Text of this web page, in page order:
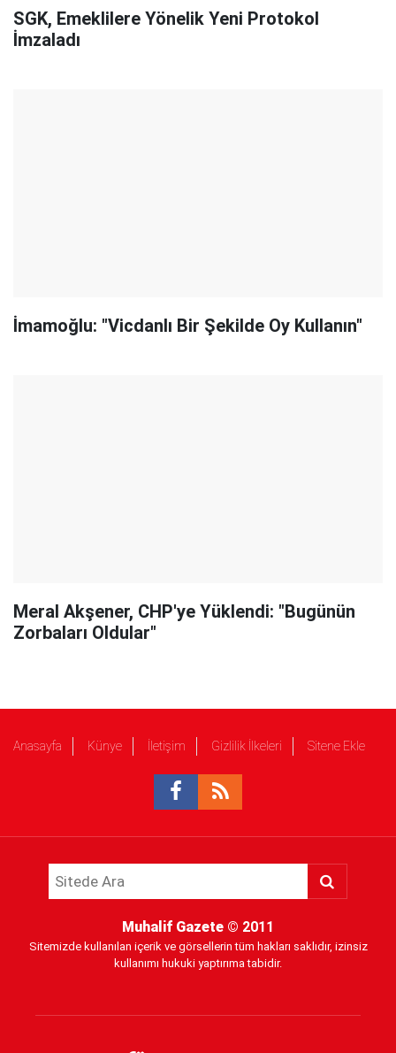
SGK, Emeklilere Yönelik Yeni Protokol
İmzaladı
İmamoğlu: "Vicdanlı Bir Şekilde Oy Kullanın"
Meral Akşener, CHP'ye Yüklendi: "Bugünün
Zorbaları Oldular"
Anasayfa Künye İletişim Gizlilik İlkeleri Sitene Ekle
Muhalif Gazete © 2011
Sitemizde kullanılan içerik ve görsellerin tüm hakları saklıdır, izinsiz
kullanımı hukuki yaptırıma tabidir.